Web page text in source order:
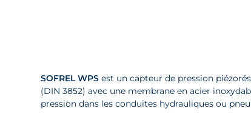
SOFREL WPS est un capteur de pression
(DIN 3852) avec une membrane en acier
pression dans les conduites hydrauliques ou